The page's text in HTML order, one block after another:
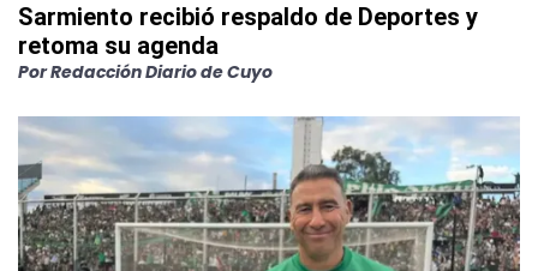
Sarmiento recibió respaldo de Deportes y
retoma su agenda
PorRedacción Diario de Cuyo